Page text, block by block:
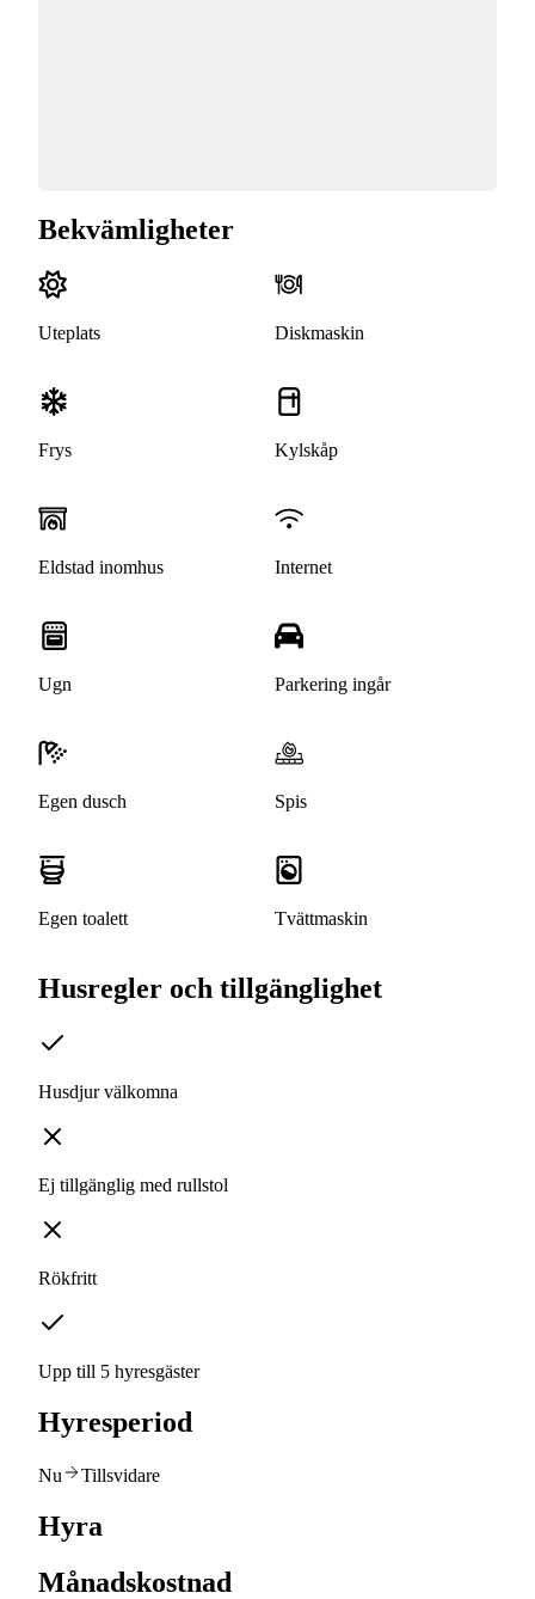
Bekvämligheter
Uteplats Diskmaskin
Frys Kylskåp
Eldstad inomhus Internet
Ugn Parkering ingår
Egen dusch Spis
Egen toalett Tvättmaskin
Husregler och tillgänglighet
Husdjur välkomna
Ej tillgänglig med rullstol
Rökfritt
Upp till 5 hyresgäster
Hyresperiod
Nu Tillsvidare
Hyra
Månadskostnad